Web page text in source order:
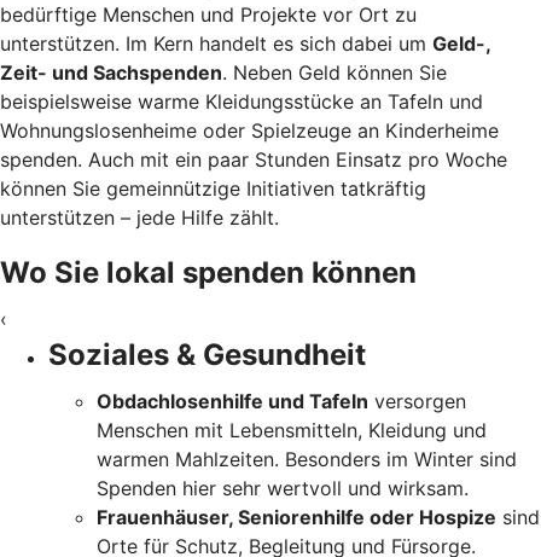
bedürftige Menschen und Projekte vor Ort zu
unterstützen. Im Kern handelt es sich dabei um Geld-,
Zeit- und Sachspenden. Neben Geld können Sie
beispielsweise warme Kleidungsstücke an Tafeln und
Wohnungslosenheime oder Spielzeuge an Kinderheime
spenden. Auch mit ein paar Stunden Einsatz pro Woche
können Sie gemeinnützige Initiativen tatkräftig
unterstützen – jede Hilfe zählt.
Wo Sie lokal spenden können
‹
Soziales & Gesundheit
Obdachlosenhilfe und Tafeln versorgen
Menschen mit Lebensmitteln, Kleidung und
warmen Mahlzeiten. Besonders im Winter sind
Spenden hier sehr wertvoll und wirksam.
Frauenhäuser, Seniorenhilfe oder Hospize sind
Orte für Schutz, Begleitung und Fürsorge.